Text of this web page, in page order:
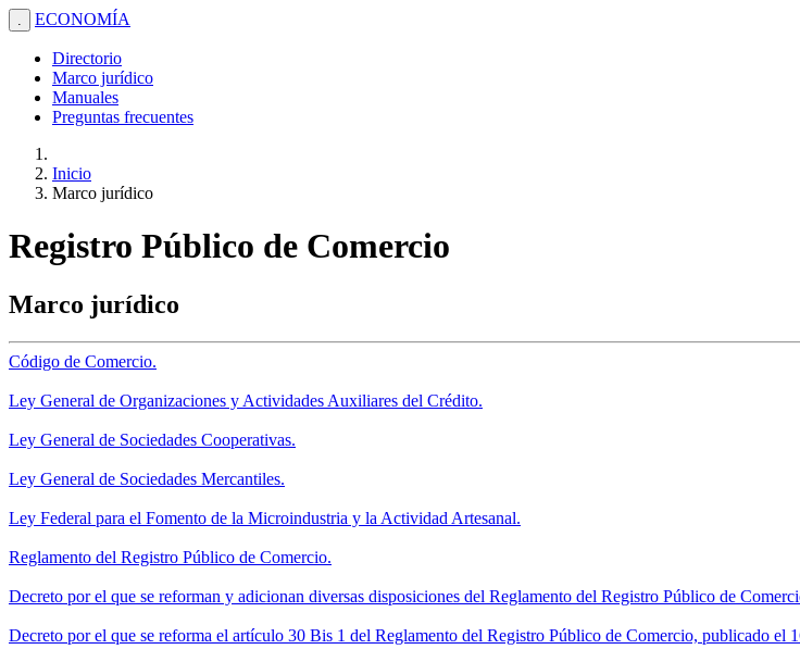
. ECONOMÍA
Directorio
Marco jurídico
Manuales
Preguntas frecuentes
Inicio
Marco jurídico
Registro Público de Comercio
Marco jurídico
Código de Comercio.
Ley General de Organizaciones y Actividades Auxiliares del Crédito.
Ley General de Sociedades Cooperativas.
Ley General de Sociedades Mercantiles.
Ley Federal para el Fomento de la Microindustria y la Actividad Artesanal.
Reglamento del Registro Público de Comercio.
Decreto por el que se reforman y adicionan diversas disposiciones del Reglamento del Registro Público de
Decreto por el que se reforma el artículo 30 Bis 1 del Reglamento del Registro Público de Comercio, publicado el